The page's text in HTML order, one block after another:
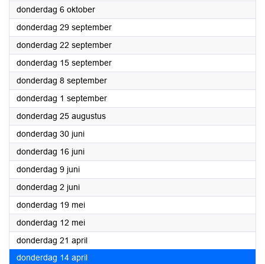
donderdag 6 oktober2022
donderdag 29 september2022
donderdag 22 september2022
donderdag 15 september2022
donderdag 8 september2022
donderdag 1 september2022
donderdag 25 augustus2022
donderdag 30 juni2022
donderdag 16 juni2022
donderdag 9 juni2022
donderdag 2 juni2022
donderdag 19 mei2022
donderdag 12 mei2022
donderdag 21 april2022
donderdag 14 april2022